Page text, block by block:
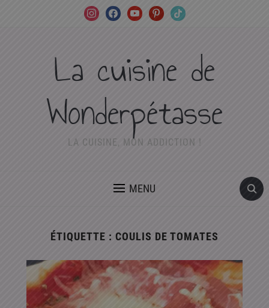
instagramfacebookyoutubepinteresttiktok
La cuisine de
Wonderpétasse
LA CUISINE, MON ADDICTION !
MENU
ÉTIQUETTE : COULIS DE TOMATES